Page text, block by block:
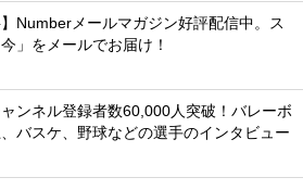
】Numberメールマガジン好評配信中。ス
」をメールでお届け！
ンネル登録者数60,000人突破！バレーボ
バスケ、野球などの選手のインタビュー